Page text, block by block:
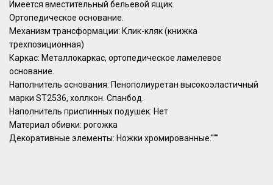
Имеется вместительный бельевой ящик.
Ортопедическое основание.
Механизм трансформации: Клик-кляк (книжка
трехпозиционная)
Каркас: Металлокаркас, ортопедическое ламелевое
основание.
Наполнитель основания: Пенополиуретан высокоэластичный
марки ST2536, холлкон. Спанбод.
Наполнитель приспинных подушек: Нет
Материал обивки: рогожка
Декоративные элементы: Ножки хромированные."""